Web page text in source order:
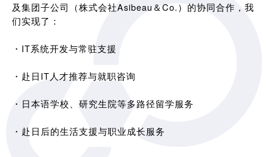
及集团子公司（株式会社Asibeau＆Co.）的协同合作，我
们实现了：
・IT系统开发与常驻支援
・赴日IT人才推荐与就职咨询
・日本语学校、研究生院等多路径留学服务
・赴日后的生活支援与职业成长服务